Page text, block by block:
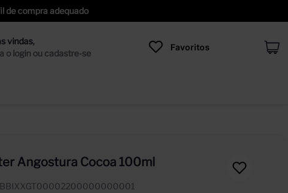
de compra adequado
Favoritos
Angostura Cocoa 100ml
BBIXXGT00002200000000001